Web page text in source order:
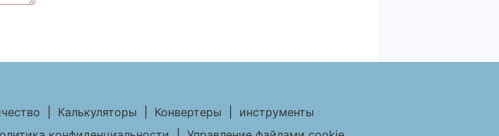
Калькуляторы Конвертеры
инструменты